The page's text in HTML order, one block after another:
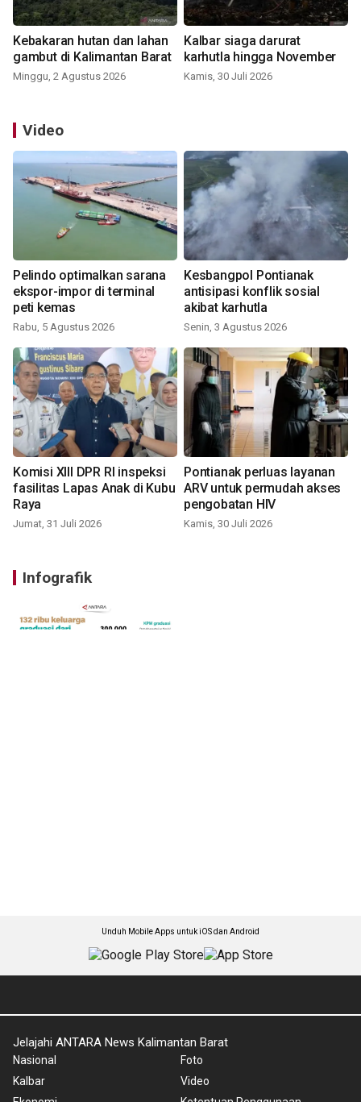
Kebakaran hutan dan lahan
gambut di Kalimantan Barat
Minggu, 2 Agustus 2026
Kalbar siaga darurat
karhutla hingga November
Kamis, 30 Juli 2026
Video
Pelindo optimalkan sarana
ekspor-impor di terminal
peti kemas
Rabu, 5 Agustus 2026
Kesbangpol Pontianak
antisipasi konflik sosial
akibat karhutla
Senin, 3 Agustus 2026
Komisi XIII DPR RI inspeksi
fasilitas Lapas Anak di Kubu
Raya
Jumat, 31 Juli 2026
Pontianak perluas layanan
ARV untuk permudah akses
pengobatan HIV
Kamis, 30 Juli 2026
Infografik
Unduh Mobile Apps untuk iOS dan Android
Jelajahi ANTARA News Kalimantan Barat
Nasional
Kalbar
Foto
Video